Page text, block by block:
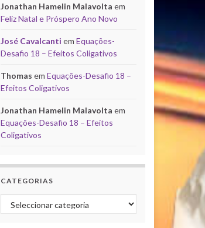
Jonathan Hamelin Malavolta em
Feliz Natal e Próspero Ano Novo
José Cavalcanti em Equações-
Desafio 18 – Efeitos Coligativos
Thomas em Equações-Desafio 18 –
Efeitos Coligativos
Jonathan Hamelin Malavolta em
Equações-Desafio 18 – Efeitos
Coligativos
CATEGORIAS
Categorias